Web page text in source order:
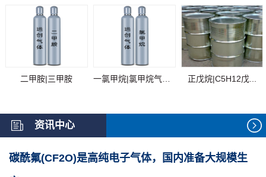
二甲胺|三甲胺 正戊烷|C5H12戊...
资讯中心
碳酰氟(CF2O)是高纯电子气体，国内准备大规模生